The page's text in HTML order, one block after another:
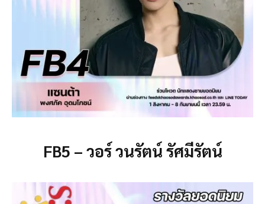
FB5 – วอร์ วนรัตน์ รัศมีรัตน์